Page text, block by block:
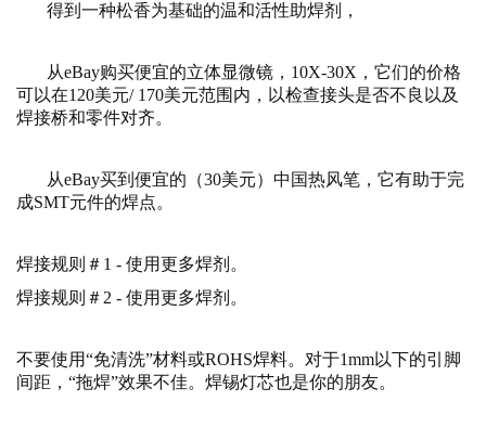
得到一种松香为基础的温和活性助焊剂，
从eBay购买便宜的立体显微镜，10X-30X，它们的价格
可以在120美元/ 170美元范围内，以检查接头是否不良以及
焊接桥和零件对齐。
从eBay买到便宜的（30美元）中国热风笔，它有助于完
成SMT元件的焊点。
焊接规则＃1 - 使用更多焊剂。
焊接规则＃2 - 使用更多焊剂。
不要使用“免清洗”材料或ROHS焊料。对于1mm以下的引脚
间距，“拖焊”效果不佳。焊锡灯芯也是你的朋友。